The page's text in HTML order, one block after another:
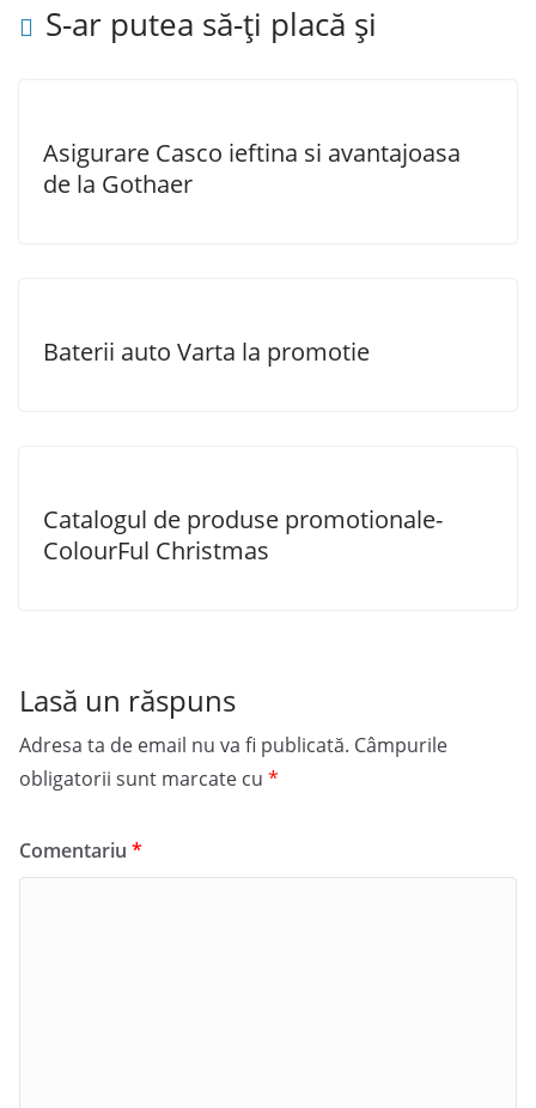
S-ar putea să-ți placă și
Asigurare Casco ieftina si avantajoasa
de la Gothaer
Baterii auto Varta la promotie
Catalogul de produse promotionale-
ColourFul Christmas
Lasă un răspuns
Adresa ta de email nu va fi publicată. Câmpurile
obligatorii sunt marcate cu *
Comentariu *